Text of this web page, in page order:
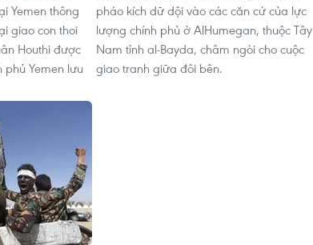
Yemen thông
giao con thoi
Houthi được
Yemen lưu
pháo kích dữ dội vào các căn cứ của lực
lượng chính phủ ở AlHumegan, thuộc Tây
Nam tỉnh al-Bayda, châm ngòi cho cuộc
giao tranh giữa đôi bên.